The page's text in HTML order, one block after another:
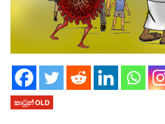
කාටූන් OLD